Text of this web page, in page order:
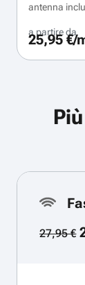
antenna
a partire da
25,95 €/
27,95 €